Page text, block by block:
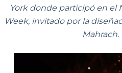
York donde participó en el
Week, invitado por la
Mahrach.